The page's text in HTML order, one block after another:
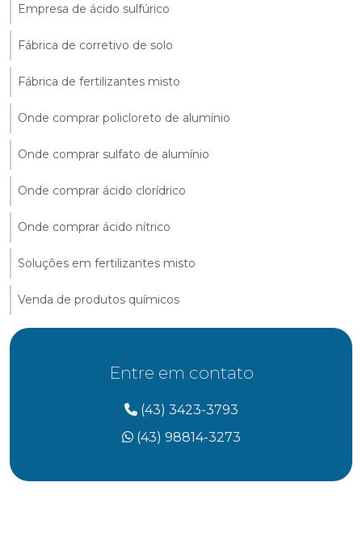
Empresa de ácido sulfúrico
Fábrica de corretivo de solo
Fábrica de fertilizantes misto
Onde comprar policloreto de alumínio
Onde comprar sulfato de alumínio
Onde comprar ácido clorídrico
Onde comprar ácido nítrico
Soluções em fertilizantes misto
Venda de produtos químicos
Entre em contato
(43) 3423-3793
(43) 98814-3273